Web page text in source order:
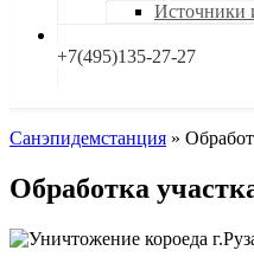
Источники
+7(495)135-27-27
Санэпидемстанция »
Обработка